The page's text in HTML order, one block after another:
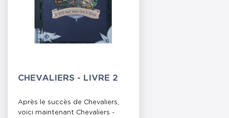
CHEVALIERS - LIVRE 2
Après le succès de Chevaliers,
voici maintenant Chevaliers -